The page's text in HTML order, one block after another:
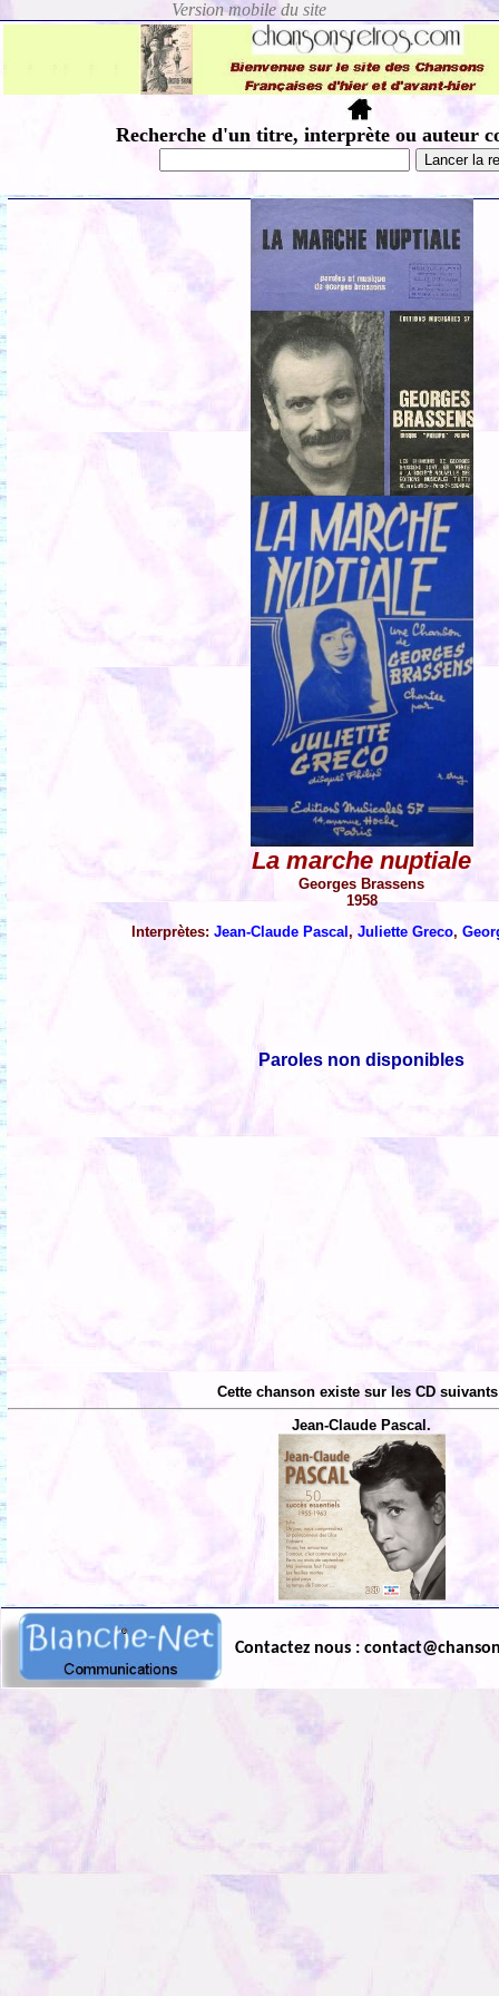
Recherche d'un titre, interprète ou auteur
La marche nuptiale
Georges Brassens
1958
Interprètes: Jean-Claude Pascal , Juliette Greco,
Paroles non disponibles
Cette chanson existe sur les CD
Jean-Claude Pascal.
Contactez nous :